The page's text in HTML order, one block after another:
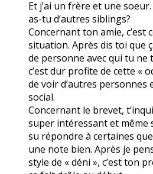
Et j’ai un frère et une
as-tu d’autres siblings?
Concernant ton amie, c’est
situation. Après dis toi que
de personne avec qui tu ne
c’est dur profite de cette «
de voir d’autres
social.
Concernant le brevet,
super intéressant et même
su répondre à certaines
une note bien. Après je
style de « déni », c’est ton